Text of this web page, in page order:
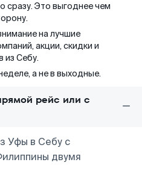
сразу. Это выгоднее чем
на лучшие
акции, скидки и
из Себу.
а не в выходные.
рейс или с
Уфы в Себу с
двумя